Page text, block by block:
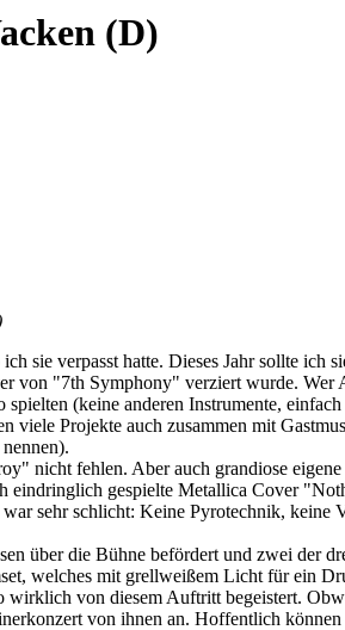
(D)
sie verpasst hatte. Dieses Jahr sollte ich
von "7th Symphony" verziert wurde.
(keine anderen Instrumente,
Projekte auch zusammen mit
nicht fehlen. Aber auch grandiose
eindringlich gespielte Metallica Cover
sehr schlicht: Keine Pyrotechnik, keine
über die Bühne befördert und zwei der
welches mit grellweißem Licht für ein
von diesem Auftritt begeistert.
von ihnen an. Hoffentlich